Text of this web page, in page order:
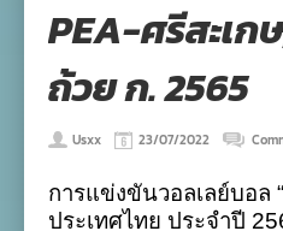
PEA-ศรีสะเ
ถ้วย ก. 2565
Usxx 23/07/2022
การแข่งขันวอลเลย์บอล
ประเทศไทย ประจำปี